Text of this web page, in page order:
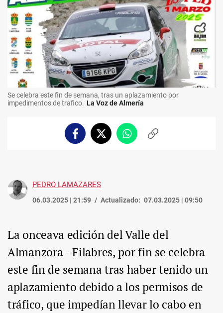
Se celebra este fin de semana, tras un aplazamiento por
impedimentos de trafico. La Voz de Almería
FacebookTwitterWhatsappCopiar
PEDRO LAMAZARES
06.03.2025 | 21:59 Actualizado: 07.03.2025 | 09:50
La onceava edición del Valle del
Almanzora - Filabres, por fin se celebra
este fin de semana tras haber tenido un
aplazamiento debido a los permisos de
tráfico, que impedían llevar lo cabo en